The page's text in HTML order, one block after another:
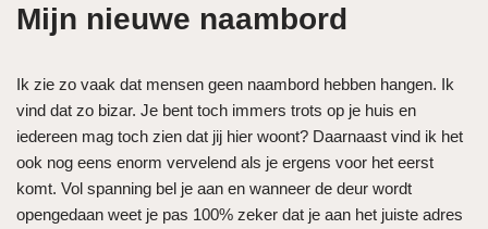
Mijn nieuwe naambord
Ik zie zo vaak dat mensen geen naambord hebben hangen. Ik
vind dat zo bizar. Je bent toch immers trots op je huis en
iedereen mag toch zien dat jij hier woont? Daarnaast vind ik het
ook nog eens enorm vervelend als je ergens voor het eerst
komt. Vol spanning bel je aan en wanneer de deur wordt
opengedaan weet je pas 100% zeker dat je aan het juiste adres